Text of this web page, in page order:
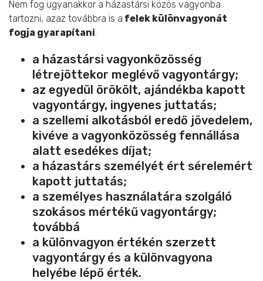
Nem fog ugyanakkor a házastársi közös vagyonba
tartozni, azaz továbbra is a felek különvagyonát
fogja gyarapítani:
a házastársi vagyonközösség
létrejöttekor meglévő vagyontárgy;
az egyedül örökölt, ajándékba kapott
vagyontárgy, ingyenes juttatás;
a szellemi alkotásból eredő jövedelem,
kivéve a vagyonközösség fennállása
alatt esedékes díjat;
a házastárs személyét ért sérelemért
kapott juttatás;
a személyes használatára szolgáló
szokásos mértékű vagyontárgy;
továbbá
a különvagyon értékén szerzett
vagyontárgy és a különvagyona
helyébe lépő érték.